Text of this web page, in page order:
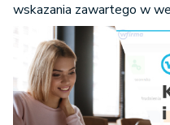
wskazania zawartego w